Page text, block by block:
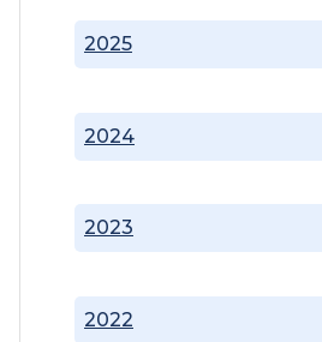
2022
2023
2024
2025